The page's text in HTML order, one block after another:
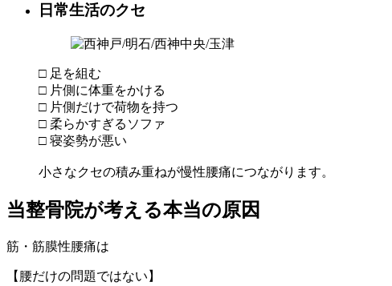
日常生活のクセ
□ 足を組む
□ 片側に体重をかける
□ 片側だけで荷物を持つ
□ 柔らかすぎるソファ
□ 寝姿勢が悪い
小さなクセの積み重ねが慢性腰痛につながります。
当整骨院が考える本当の原因
筋・筋膜性腰痛は
【腰だけの問題ではない】